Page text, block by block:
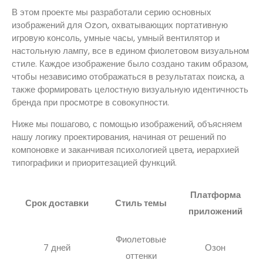
В этом проекте мы разработали серию основных
изображений для Ozon, охватывающих портативную
игровую консоль, умные часы, умный вентилятор и
настольную лампу, все в едином фиолетовом визуальном
стиле. Каждое изображение было создано таким образом,
чтобы независимо отображаться в результатах поиска, а
также формировать целостную визуальную идентичность
бренда при просмотре в совокупности.
Ниже мы пошагово, с помощью изображений, объясняем
нашу логику проектирования, начиная от решений по
компоновке и заканчивая психологией цвета, иерархией
типографики и приоритезацией функций.
Срок доставки Стиль темы
Платформа
приложений
7 дней
Фиолетовые
оттенки
Озон